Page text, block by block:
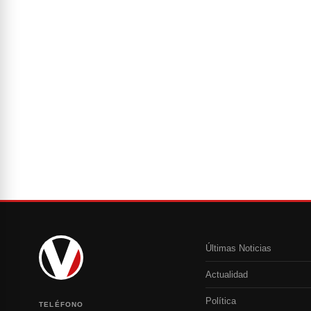
TELÉFONO
Últimas Noticias
Actualidad
Política